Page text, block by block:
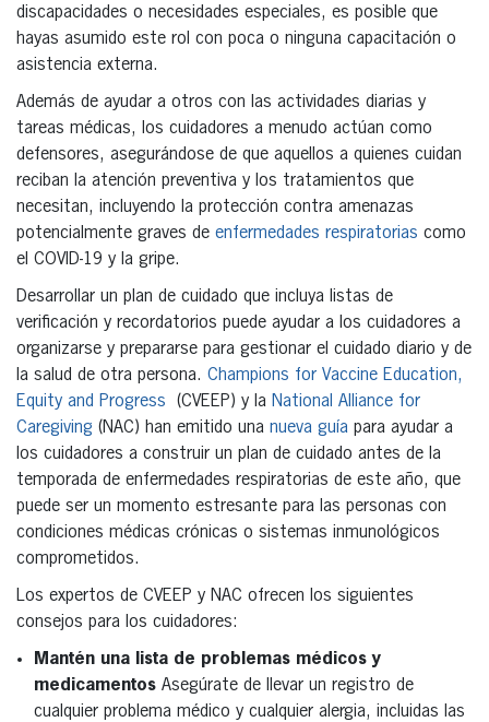
discapacidades o necesidades especiales, es posible que
hayas asumido este rol con poca o ninguna capacitación o
asistencia externa.
Además de ayudar a otros con las actividades diarias y
tareas médicas, los cuidadores a menudo actúan como
defensores, asegurándose de que aquellos a quienes cuidan
reciban la atención preventiva y los tratamientos que
necesitan, incluyendo la protección contra amenazas
potencialmente graves de enfermedades respiratorias como
el COVID-19 y la gripe.
Desarrollar un plan de cuidado que incluya listas de
verificación y recordatorios puede ayudar a los cuidadores a
organizarse y prepararse para gestionar el cuidado diario y de
la salud de otra persona. Champions for Vaccine Education,
Equity and Progress (CVEEP) y la National Alliance for
Caregiving (NAC) han emitido una nueva guía para ayudar a
los cuidadores a construir un plan de cuidado antes de la
temporada de enfermedades respiratorias de este año, que
puede ser un momento estresante para las personas con
condiciones médicas crónicas o sistemas inmunológicos
comprometidos.
Los expertos de CVEEP y NAC ofrecen los siguientes
consejos para los cuidadores:
Mantén una lista de problemas médicos y
medicamentos Asegúrate de llevar un registro de
cualquier problema médico y cualquier alergia, incluidas las